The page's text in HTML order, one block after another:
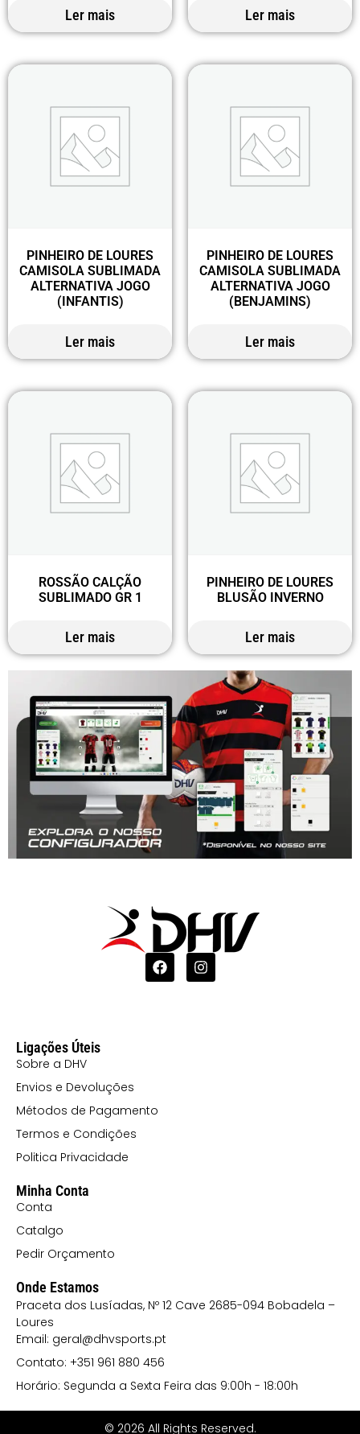
Ler mais Ler mais
PINHEIRO DE LOURES
CAMISOLA SUBLIMADA
ALTERNATIVA JOGO
(INFANTIS)
Ler mais
PINHEIRO DE LOURES
CAMISOLA SUBLIMADA
ALTERNATIVA JOGO
(BENJAMINS)
Ler mais
ROSSÃO CALÇÃO
SUBLIMADO GR 1
Ler mais
PINHEIRO DE LOURES
BLUSÃO INVERNO
Ler mais
Ligações Úteis
Sobre a DHV
Envios e Devoluções
Métodos de Pagamento
Termos e Condições
Politica Privacidade
Minha Conta
Conta
Catalgo
Pedir Orçamento
Onde Estamos
Praceta dos Lusíadas, Nº 12 Cave 2685-094 Bobadela –
Loures
Email: geral@dhvsports.pt
Contato: +351 961 880 456
Horário: Segunda a Sexta Feira das 9:00h - 18:00h
© 2026 All Rights Reserved.